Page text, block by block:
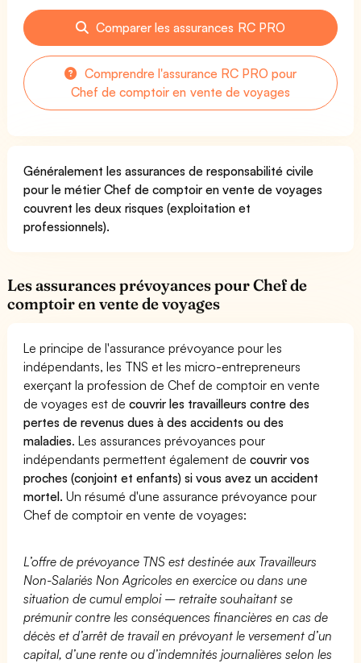
Comparer les assurances RC PRO
Comprendre l'assurance RC PRO pour
Chef de comptoir en vente de voyages
Généralement les assurances de responsabilité civile
pour le métier Chef de comptoir en vente de voyages
couvrent les deux risques (exploitation et
professionnels).
Les assurances prévoyances pour Chef de
comptoir en vente de voyages
Le principe de l'assurance prévoyance pour les
indépendants, les TNS et les micro-entrepreneurs
exerçant la profession de Chef de comptoir en vente
de voyages est decouvrir les travailleurs contre des
pertes de revenus dues à des accidents ou des
maladies. Les assurances prévoyances pour
indépendants permettent également decouvrir vos
proches (conjoint et enfants) si vous avez un accident
mortel. Un résumé d'une assurance prévoyance pour
Chef de comptoir en vente de voyages:
L’offre de prévoyance TNS est destinée aux Travailleurs
Non-Salariés Non Agricoles en exercice ou dans une
situation de cumul emploi – retraite souhaitant se
prémunir contre les conséquences financières en cas de
décès et d’arrêt de travail en prévoyant le versement d’un
capital, d’une rente ou d’indemnités journalières selon les